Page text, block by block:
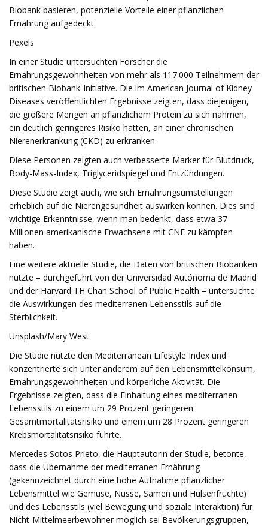
Biobank basieren, potenzielle Vorteile einer pflanzlichen
Ernährung aufgedeckt.
Pexels
In einer Studie untersuchten Forscher die
Ernährungsgewohnheiten von mehr als 117.000 Teilnehmern der
britischen Biobank-Initiative. Die im American Journal of Kidney
Diseases veröffentlichten Ergebnisse zeigten, dass diejenigen,
die größere Mengen an pflanzlichem Protein zu sich nahmen,
ein deutlich geringeres Risiko hatten, an einer chronischen
Nierenerkrankung (CKD) zu erkranken.
Diese Personen zeigten auch verbesserte Marker für Blutdruck,
Body-Mass-Index, Triglyceridspiegel und Entzündungen.
Diese Studie zeigt auch, wie sich Ernährungsumstellungen
erheblich auf die Nierengesundheit auswirken können. Dies sind
wichtige Erkenntnisse, wenn man bedenkt, dass etwa 37
Millionen amerikanische Erwachsene mit CNE zu kämpfen
haben.
Eine weitere aktuelle Studie, die Daten von britischen Biobanken
nutzte – durchgeführt von der Universidad Autónoma de Madrid
und der Harvard TH Chan School of Public Health – untersuchte
die Auswirkungen des mediterranen Lebensstils auf die
Sterblichkeit.
Unsplash/Mary West
Die Studie nutzte den Mediterranean Lifestyle Index und
konzentrierte sich unter anderem auf den Lebensmittelkonsum,
Ernährungsgewohnheiten und körperliche Aktivität. Die
Ergebnisse zeigten, dass die Einhaltung eines mediterranen
Lebensstils zu einem um 29 Prozent geringeren
Gesamtmortalitätsrisiko und einem um 28 Prozent geringeren
Krebsmortalitätsrisiko führte.
Mercedes Sotos Prieto, die Hauptautorin der Studie, betonte,
dass die Übernahme der mediterranen Ernährung
(gekennzeichnet durch eine hohe Aufnahme pflanzlicher
Lebensmittel wie Gemüse, Nüsse, Samen und Hülsenfrüchte)
und des Lebensstils (viel Bewegung und soziale Interaktion) für
Nicht-Mittelmeerbewohner möglich sei Bevölkerungsgruppen,